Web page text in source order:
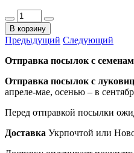
В корзину
Предыдущий Следующий
Отправка посылок с
Отправка посылок с
апреле-мае, осенью – в
Перед отправкой посылки
Доставка Укрпочтой или